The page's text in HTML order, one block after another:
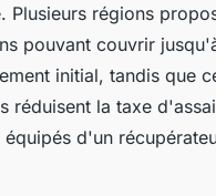
Plusieurs régions
pouvant couvrir
initial, tandis que
réduisent la taxe
équipés d'un